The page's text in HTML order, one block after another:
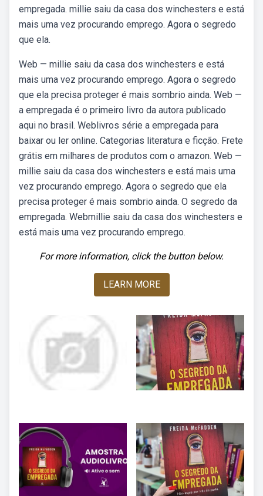
empregada. millie saiu da casa dos winchesters e está
mais uma vez procurando emprego. Agora o segredo
que ela.
Web — millie saiu da casa dos winchesters e está
mais uma vez procurando emprego. Agora o segredo
que ela precisa proteger é mais sombrio ainda. Web —
a empregada é o primeiro livro da autora publicado
aqui no brasil. Weblivros série a empregada para
baixar ou ler online. Categorias literatura e ficção. Frete
grátis em milhares de produtos com o amazon. Web —
millie saiu da casa dos winchesters e está mais uma
vez procurando emprego. Agora o segredo que ela
precisa proteger é mais sombrio ainda. O segredo da
empregada. Webmillie saiu da casa dos winchesters e
está mais uma vez procurando emprego.
For more information, click the button below.
LEARN MORE